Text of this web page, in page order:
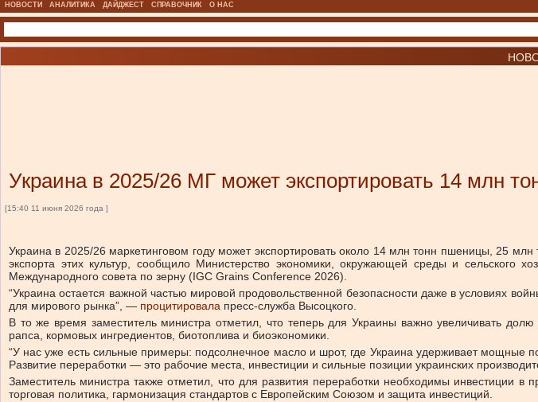
НОВОСТИ АНАЛИТИКА ДАЙДЖЕСТ СПРАВОЧНИК О НАС
Украина в 2025/26 МГ может экспортировать 14 млн
[15:40 11 июня 2026 года ]
Украина в 2025/26 маркетинговом году может экспортировать около 14 млн тонн пшеницы, 25
экспорта этих культур, сообщило Министерство экономики, окружающей среды и сельского
Международного совета по зерну (IGC Grains Conference 2026).
“Украина остается важной частью мировой продовольственной безопасности даже в условиях
для мирового рынка”, — процитировала пресс-служба Высоцкого.
В то же время заместитель министра отметил, что теперь для Украины важно увеличивать
рапса, кормовых ингредиентов, биотоплива и биоэкономики.
“У нас уже есть сильные примеры: подсолнечное масло и шрот, где Украина удерживает мощные
Развитие переработки — это рабочие места, инвестиции и сильные позиции украинских
Заместитель министра также отметил, что для развития переработки необходимы инвестиции
торговая политика, гармонизация стандартов с Европейским Союзом и защита инвестиций.